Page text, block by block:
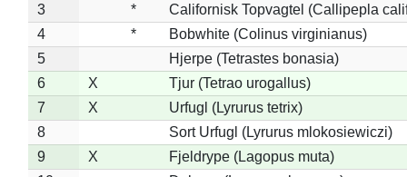
3
*
Californisk Topvagtel (Callipepla
4
*
Bobwhite (Colinus virginianus)
5
Hjerpe (Tetrastes bonasia)
6
X
Tjur (Tetrao urogallus)
7
X
Urfugl (Lyrurus tetrix)
8
Sort Urfugl (Lyrurus mlokosiewiczi)
9
X
Fjeldrype (Lagopus muta)